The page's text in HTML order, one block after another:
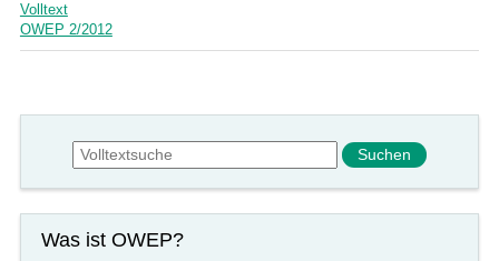
Probeheft
Nachbestellen
Volltext
OWEP 2/2012
Suchformular
Suche
Was ist OWEP?